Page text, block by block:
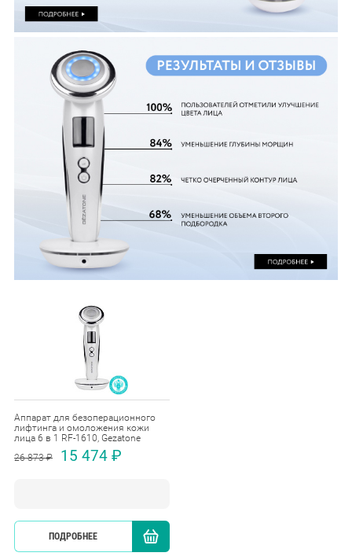
Аппарат для безоперационного
лифтинга и омоложения кожи
лица 6 в 1 RF-1610, Gezatone
26 873 ₽
15 474 ₽
ПОДРОБНЕЕ